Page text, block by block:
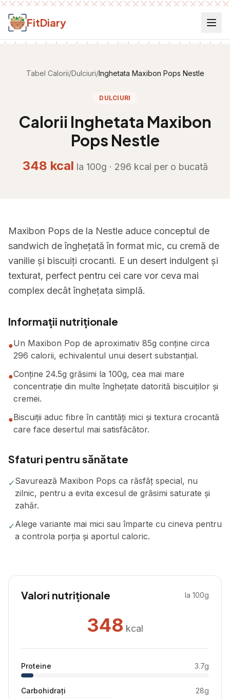
Salt la conținut
FitDiary
Tabel Calorii/Dulciuri/Inghetata Maxibon Pops Nestle
DULCIURI
Calorii Inghetata Maxibon
Pops Nestle
348 kcal la 100g · 296 kcal per o bucată
Maxibon Pops de la Nestle aduce conceptul de
sandwich de înghețată în format mic, cu cremă de
vanilie și biscuiți crocanti. E un desert indulgent și
texturat, perfect pentru cei care vor ceva mai
complex decât înghețata simplă.
Informații nutriționale
●Un Maxibon Pop de aproximativ 85g conține circa
296 calorii, echivalentul unui desert substanțial.
●Conține 24.5g grăsimi la 100g, cea mai mare
concentrație din multe înghețate datorită biscuiților și
cremei.
●Biscuiții aduc fibre în cantități mici și textura crocantă
care face desertul mai satisfăcător.
Sfaturi pentru sănătate
✓Savurează Maxibon Pops ca răsfăț special, nu
zilnic, pentru a evita excesul de grăsimi saturate și
zahăr.
✓Alege variante mai mici sau împarte cu cineva pentru
a controla porția și aportul caloric.
Valori nutriționale la 100g
348 kcal
Proteine 3.7g
Carbohidrați 28g